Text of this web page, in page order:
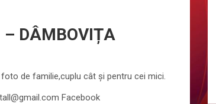
– DÂMBOVIȚA
de familie,cuplu cât și pentru cei mici.
Facebook